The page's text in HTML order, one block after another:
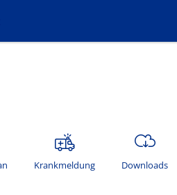
Krankmeldung Downloads